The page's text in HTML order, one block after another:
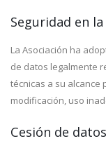
Seguridad en
La Asociación ha
de datos legalmente
técnicas a su alcance
modificación, uso
Cesión de datos